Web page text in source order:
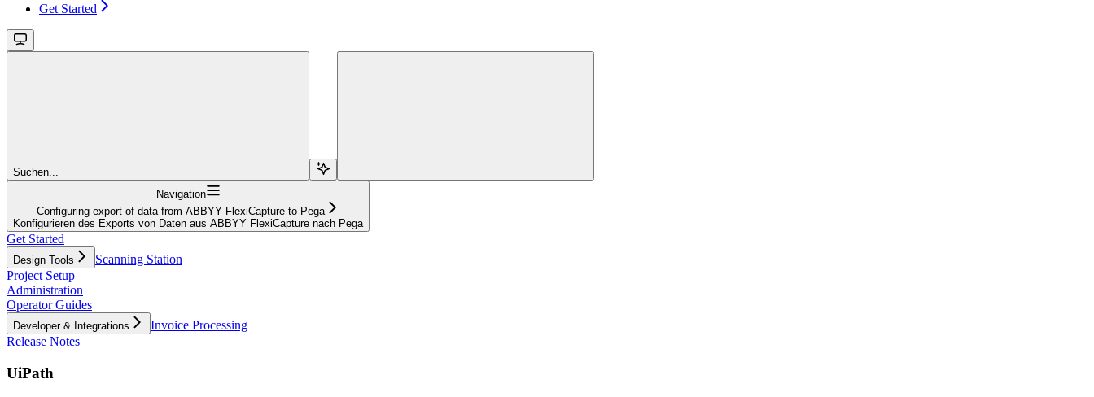
Get Started
Suchen...
Navigation
Configuring export of data from ABBYY FlexiCapture to Pega
Konfigurieren des Exports von Daten aus ABBYY FlexiCapture nach Pega
Get Started
Design Tools
Scanning Station
Project Setup
Administration
Operator Guides
Developer & Integrations
Invoice Processing
Release Notes
UiPath